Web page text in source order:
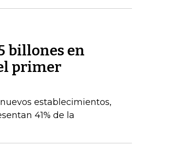
billones en
primer
establecimientos,
41% de la